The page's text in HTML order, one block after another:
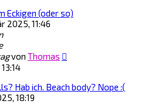
Eckigen (oder so)
2025, 11:46
von Thomas
Hab ich. Beach body? Nope :(
18:19